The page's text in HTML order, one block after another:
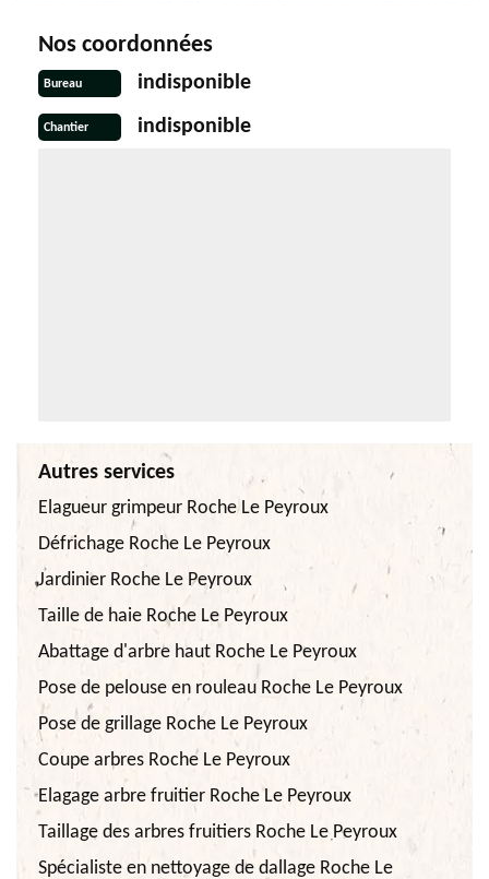
Nos coordonnées
Bureau indisponible
Chantier indisponible
Autres services
Elagueur grimpeur Roche Le Peyroux
Défrichage Roche Le Peyroux
Jardinier Roche Le Peyroux
Taille de haie Roche Le Peyroux
Abattage d'arbre haut Roche Le Peyroux
Pose de pelouse en rouleau Roche Le Peyroux
Pose de grillage Roche Le Peyroux
Coupe arbres Roche Le Peyroux
Elagage arbre fruitier Roche Le Peyroux
Taillage des arbres fruitiers Roche Le Peyroux
Spécialiste en nettoyage de dallage Roche Le